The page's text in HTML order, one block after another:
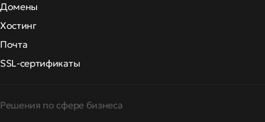
Домены
Хостинг
Почта
SSL-сертификаты
Решения по сфере бизнеса